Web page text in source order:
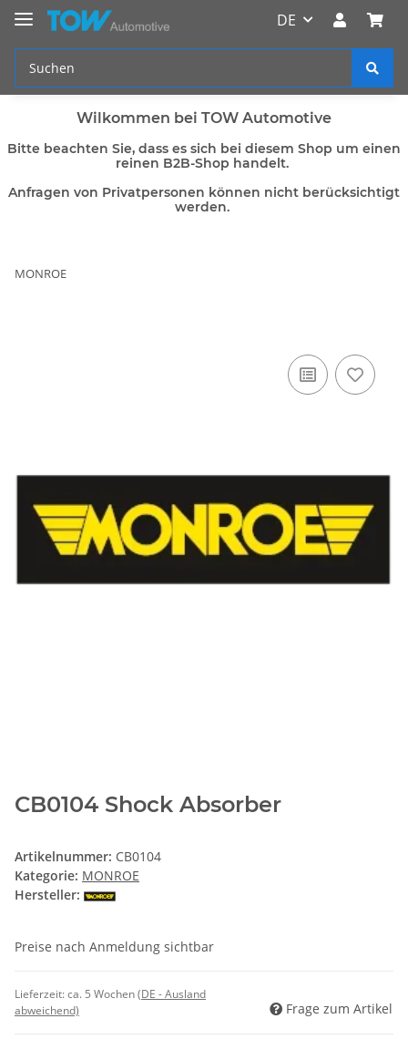
DE
Wilkommen bei TOW Automotive
Bitte beachten Sie, dass es sich bei diesem Shop um einen
reinen B2B-Shop handelt.
Anfragen von Privatpersonen können nicht berücksichtigt
werden.
MONROE
CB0104 Shock Absorber
Artikelnummer: CB0104
Kategorie: MONROE
Hersteller:
Preise nach Anmeldung sichtbar
Lieferzeit:ca. 5 Wochen(DE - Ausland
abweichend)
Frage zum Artikel